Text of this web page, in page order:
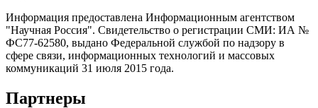
Информация предоставлена Информационным агентством
"Научная Россия". Свидетельство о регистрации СМИ: ИА №
ФС77-62580, выдано Федеральной службой по надзору в
сфере связи, информационных технологий и массовых
коммуникаций 31 июля 2015 года.
Партнеры